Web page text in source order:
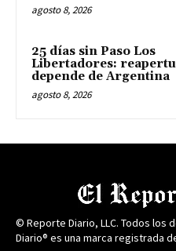
agosto 8, 2026
25 días sin Paso Los
Libertadores:
depende de Argentina
agosto 8, 2026
© Reporte Diario, LLC. Todos los
Diario® es una marca registrada de